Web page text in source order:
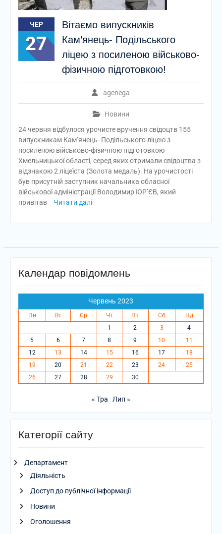
ЧЕР
27
Вітаємо випускників
Кам’янець- Подільського
ліцею з посиленою військово-
фізичною підготовкою!
agenega
Новини
24 червня відбулося урочисте вручення свідоцтв 155
випускникам Кам’янець- Подільського ліцею з
посиленою військово-фізичною підготовкою
Хмельницької області, серед яких отримали свідоцтва з
відзнакою 2 ліцеїста (Золота медаль). На урочистості
був присутній заступник начальника обласної
військової адміністрації Володимир ЮР’ЄВ, який
привітав
Читати далі
Календар повідомлень
Червень 2023
Пн Вт Ср Чт Пт Сб
Нд
1
2 3
4
5
6 7 8 9 10
11
12
13 14 15 16 17
18
19
20 21 22 23 24
25
26
27 28 29 30
« Тра Лип »
Категорії сайту
Департамент
Діяльність
Доступ до публічної інформації
Новини
Оголошення